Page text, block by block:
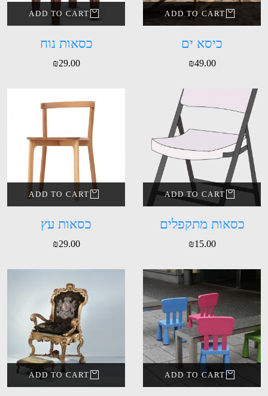
ADD TO CART
כיסא ים
₪49.00
ADD TO CART
כסאות נוח
₪29.00
ADD TO CART
כסאות מתקפלים
₪15.00
ADD TO CART
כסאות עץ
₪29.00
ADD TO CART
ADD TO CART